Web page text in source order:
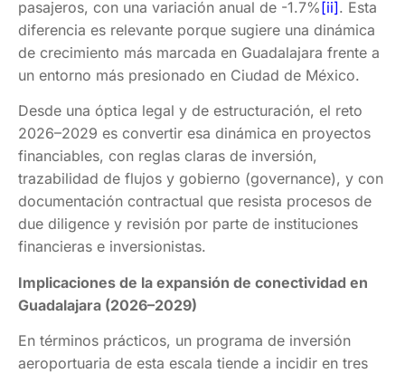
pasajeros, con una variación anual de -1.7%[ii]. Esta
diferencia es relevante porque sugiere una dinámica
de crecimiento más marcada en Guadalajara frente a
un entorno más presionado en Ciudad de México.
Desde una óptica legal y de estructuración, el reto
2026–2029 es convertir esa dinámica en proyectos
financiables, con reglas claras de inversión,
trazabilidad de flujos y gobierno (governance), y con
documentación contractual que resista procesos de
due diligence y revisión por parte de instituciones
financieras e inversionistas.
Implicaciones de la expansión de conectividad en
Guadalajara (2026–2029)
En términos prácticos, un programa de inversión
aeroportuaria de esta escala tiende a incidir en tres